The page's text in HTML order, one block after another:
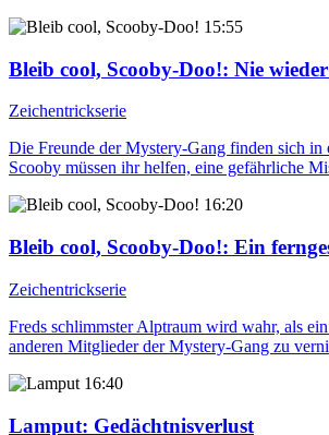
15:55
Bleib cool, Scooby-Doo!: Nie
Zeichentrickserie
Die Freunde der Mystery-Gang finden sich in
Scooby müssen ihr helfen, eine gefährliche
16:20
Bleib cool, Scooby-Doo!: Ein
Zeichentrickserie
Freds schlimmster Alptraum wird wahr, als
anderen Mitglieder der Mystery-Gang zu
16:40
Lamput: Gedächtnisverlust